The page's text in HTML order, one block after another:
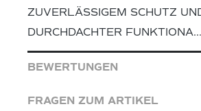
ZUVERLÄSSIGEM SCHUTZ
DURCHDACHTER FUNKTIONA…
BEWERTUNGEN
FRAGEN ZUM ARTIKEL